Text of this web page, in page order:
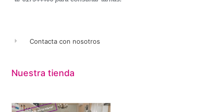
Contacta con nosotros
Nuestra tienda